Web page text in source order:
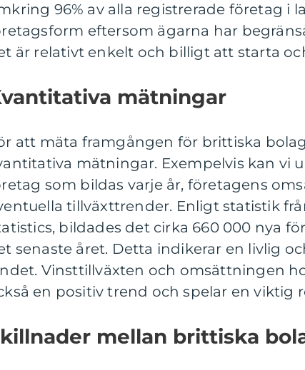
96% av alla registrerade företag i
eftersom ägarna har
är relativt enkelt och billigt att starta
mätningar
att mäta framgången för brittiska
mätningar. Exempelvis kan vi
som bildas varje år, företagens
tillväxttrender. Enligt statistik
bildades det cirka 660 000 nya
senaste året. Detta indikerar en livlig
Vinsttillväxten och omsättningen
en positiv trend och spelar en viktig
mellan brittiska